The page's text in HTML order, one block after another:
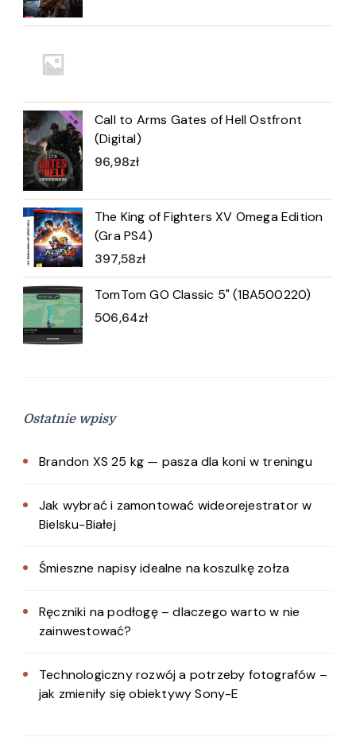
Call to Arms Gates of Hell Ostfront
(Digital)
96,98zł
The King of Fighters XV Omega Edition
(Gra PS4)
397,58zł
TomTom GO Classic 5" (1BA500220)
506,64zł
Ostatnie wpisy
Brandon XS 25 kg — pasza dla koni w treningu
Jak wybrać i zamontować wideorejestrator w
Bielsku-Białej
Śmieszne napisy idealne na koszulkę zołza
Ręczniki na podłogę – dlaczego warto w nie
zainwestować?
Technologiczny rozwój a potrzeby fotografów –
jak zmieniły się obiektywy Sony-E